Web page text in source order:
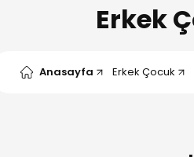
Erkek
Anasayfa Erkek Çocuk